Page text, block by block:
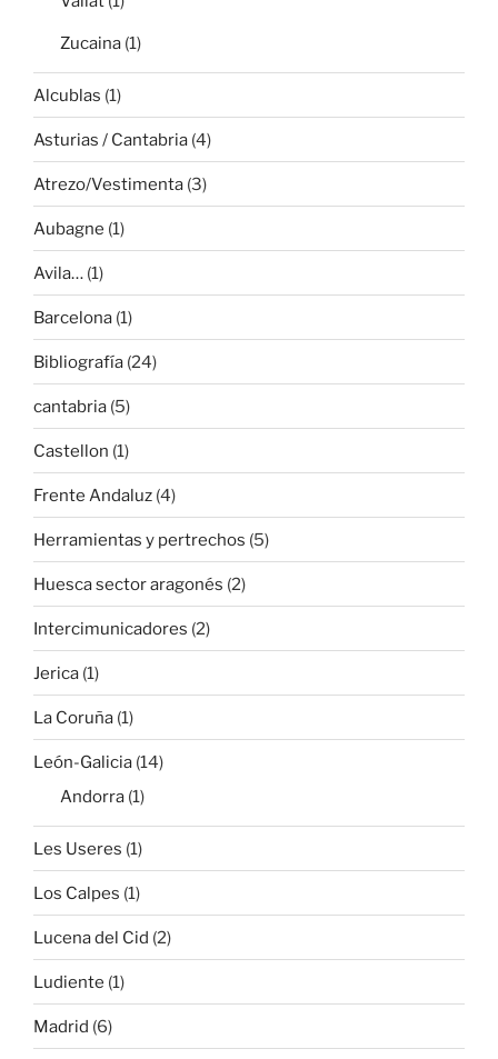
Zucaina (1)
Alcublas (1)
Asturias / Cantabria (4)
Atrezo/Vestimenta (3)
Aubagne (1)
Avila… (1)
Barcelona (1)
Bibliografía (24)
cantabria (5)
Castellon (1)
Frente Andaluz (4)
Herramientas y pertrechos (5)
Huesca sector aragonés (2)
Intercimunicadores (2)
Jerica (1)
La Coruña (1)
León-Galicia (14)
Andorra (1)
Les Useres (1)
Los Calpes (1)
Lucena del Cid (2)
Ludiente (1)
Madrid (6)